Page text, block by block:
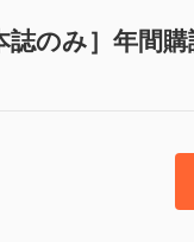
のみ］年間購